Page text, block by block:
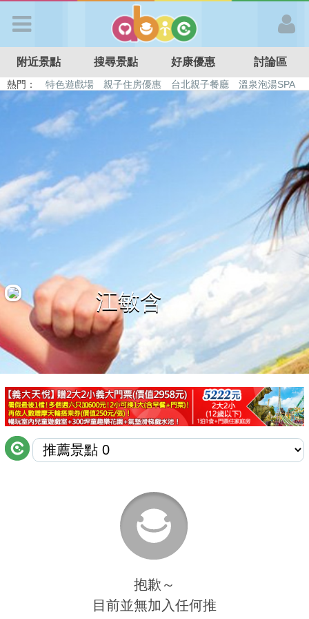
APP登入
首 頁
搜尋景點
好康優惠
最新留言
商家合作
推薦景點
討論區
聯絡我們
附近景點 搜尋景點 好康優惠 討論區
熱門： 特色遊戲場 親子住房優惠 台北親子餐廳
溫泉泡湯SPA
溜滑梯民宿
觀光工廠 日本親子景點
江敏含
抱歉～
目前並無加入任何推